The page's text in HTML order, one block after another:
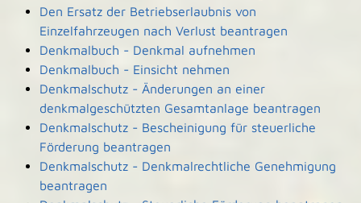
Den Ersatz der Betriebserlaubnis von
Einzelfahrzeugen nach Verlust beantragen
Denkmalbuch - Denkmal aufnehmen
Denkmalbuch - Einsicht nehmen
Denkmalschutz - Änderungen an einer
denkmalgeschützten Gesamtanlage beantragen
Denkmalschutz - Bescheinigung für steuerliche
Förderung beantragen
Denkmalschutz - Denkmalrechtliche Genehmigung
beantragen